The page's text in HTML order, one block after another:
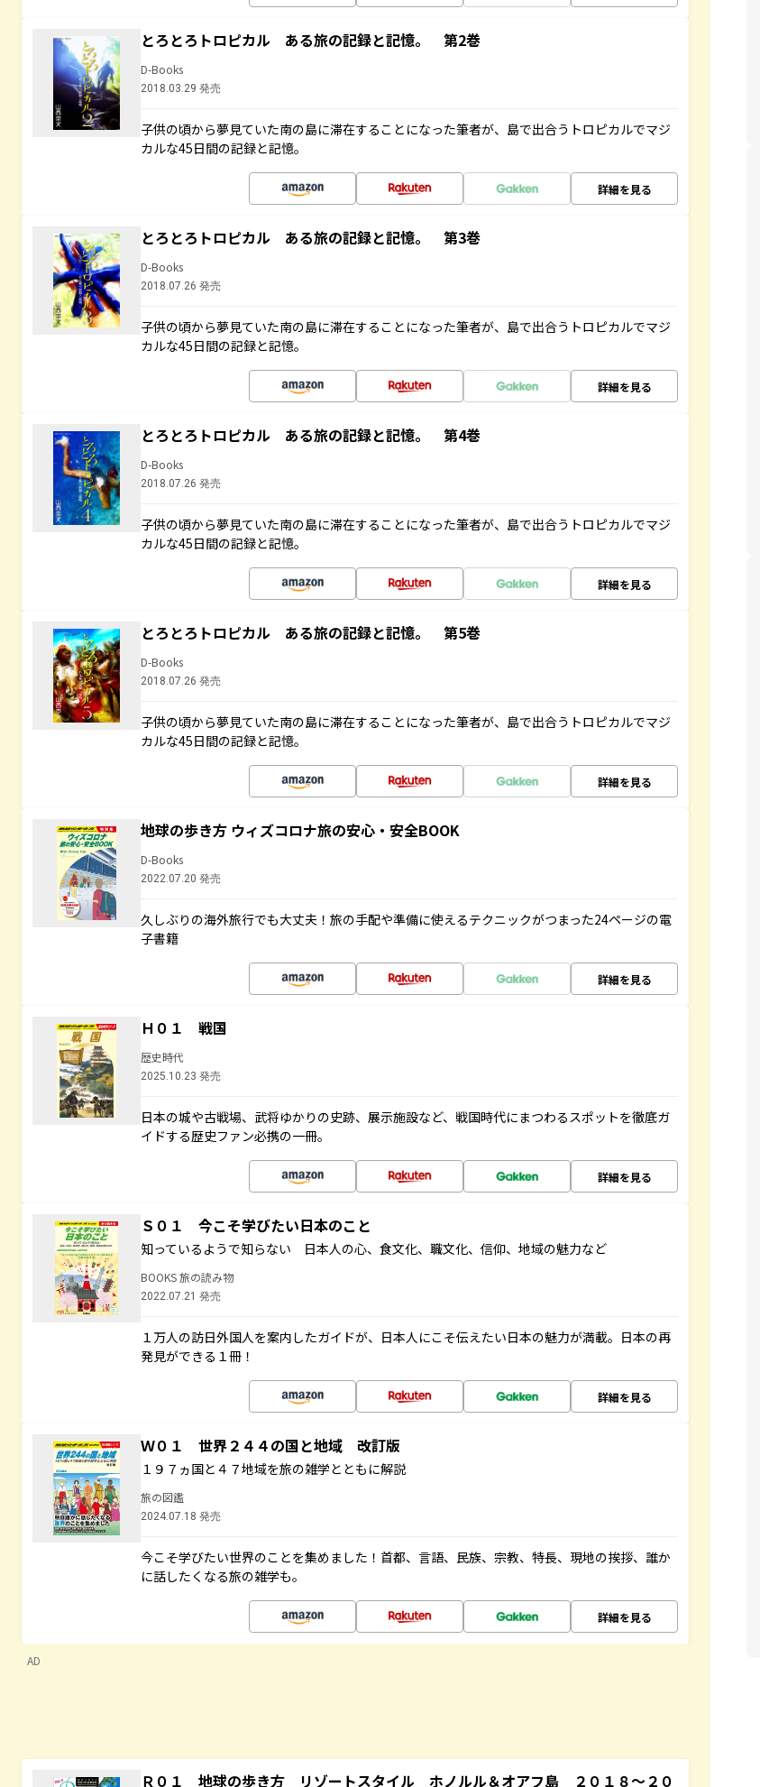
とろとろトロピカル ある旅の記録と記憶。 第2巻
D-Books
2018.03.29 発売
子供の頃から夢見ていた南の島に滞在することになった筆者が、島で出合うトロピカルでマジ
カルな45日間の記録と記憶。
詳細を見る
とろとろトロピカル ある旅の記録と記憶。 第3巻
D-Books
2018.07.26 発売
子供の頃から夢見ていた南の島に滞在することになった筆者が、島で出合うトロピカルでマジ
カルな45日間の記録と記憶。
詳細を見る
とろとろトロピカル ある旅の記録と記憶。 第4巻
D-Books
2018.07.26 発売
子供の頃から夢見ていた南の島に滞在することになった筆者が、島で出合うトロピカルでマジ
カルな45日間の記録と記憶。
詳細を見る
とろとろトロピカル ある旅の記録と記憶。 第5巻
D-Books
2018.07.26 発売
子供の頃から夢見ていた南の島に滞在することになった筆者が、島で出合うトロピカルでマジ
カルな45日間の記録と記憶。
詳細を見る
地球の歩き方 ウィズコロナ旅の安心・安全BOOK
D-Books
2022.07.20 発売
久しぶりの海外旅行でも大丈夫！旅の手配や準備に使えるテクニックがつまった24ページの電
子書籍
詳細を見る
Ｈ０１ 戦国
歴史時代
2025.10.23 発売
日本の城や古戦場、武将ゆかりの史跡、展示施設など、戦国時代にまつわるスポットを徹底ガ
イドする歴史ファン必携の一冊。
詳細を見る
Ｓ０１ 今こそ学びたい日本のこと
知っているようで知らない 日本人の心、食文化、職文化、信仰、地域の魅力など
BOOKS 旅の読み物
2022.07.21 発売
１万人の訪日外国人を案内したガイドが、日本人にこそ伝えたい日本の魅力が満載。日本の再
発見ができる１冊！
詳細を見る
Ｗ０１ 世界２４４の国と地域 改訂版
１９７ヵ国と４７地域を旅の雑学とともに解説
旅の図鑑
2024.07.18 発売
今こそ学びたい世界のことを集めました！首都、言語、民族、宗教、特長、現地の挨拶、誰か
に話したくなる旅の雑学も。
詳細を見る
AD
Ｒ０１ 地球の歩き方 リゾートスタイル ホノルル＆オアフ島 ２０１８～２０